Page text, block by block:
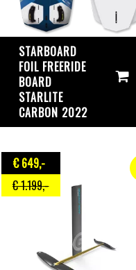
STARBOARD
FOIL FREERIDE
BOARD
STARLITE
CARBON 2022
€ 649,-
€ 1.199,-